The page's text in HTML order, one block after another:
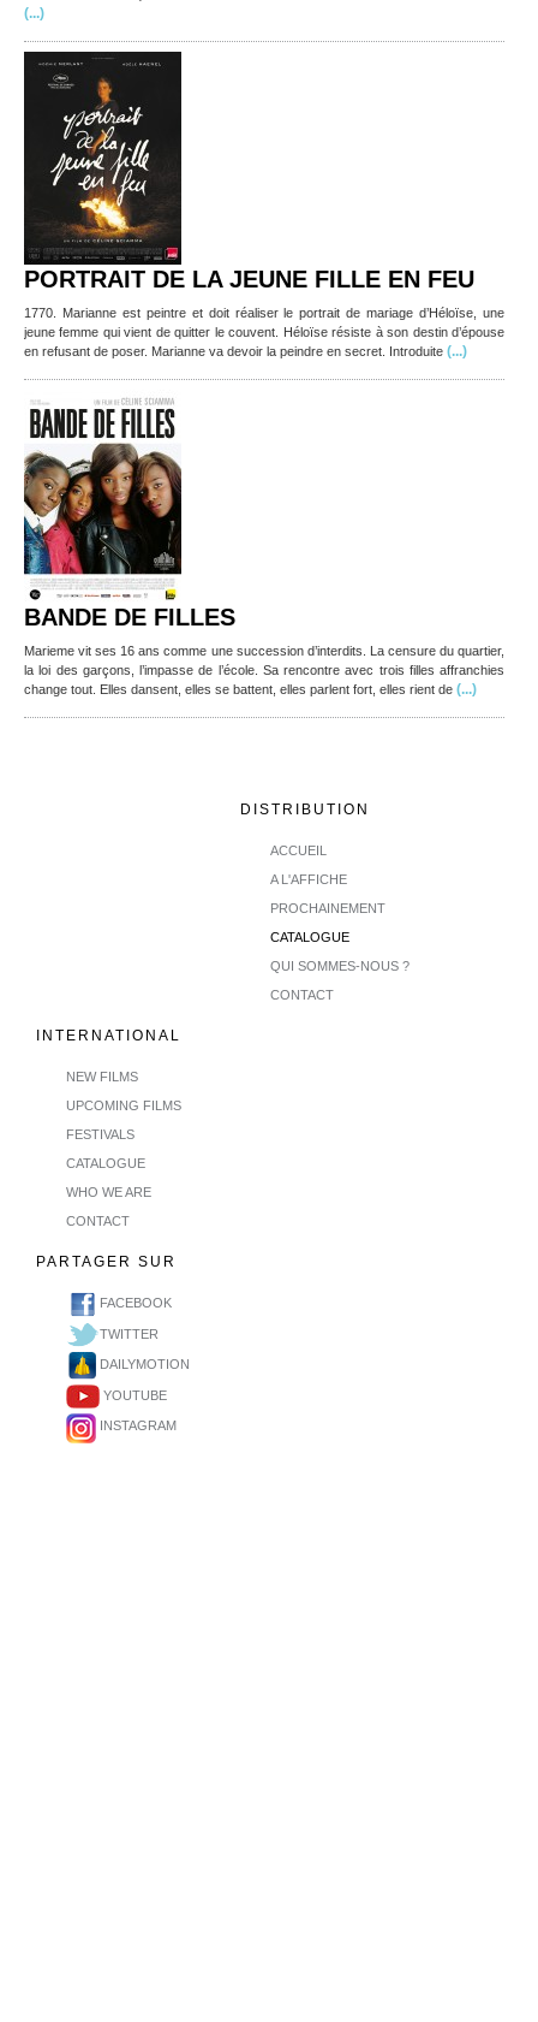
(...)
PORTRAIT DE LA JEUNE FILLE EN FEU
1770. Marianne est peintre et doit réaliser le portrait de mariage d’Héloïse, une
jeune femme qui vient de quitter le couvent. Héloïse résiste à son destin d’épouse
en refusant de poser. Marianne va devoir la peindre en secret. Introduite (...)
BANDE DE FILLES
Marieme vit ses 16 ans comme une succession d’interdits. La censure du quartier,
la loi des garçons, l’impasse de l’école. Sa rencontre avec trois filles affranchies
change tout. Elles dansent, elles se battent, elles parlent fort, elles rient de (...)
DISTRIBUTION
ACCUEIL
A L'AFFICHE
PROCHAINEMENT
CATALOGUE
QUI SOMMES-NOUS ?
CONTACT
INTERNATIONAL
NEW FILMS
UPCOMING FILMS
FESTIVALS
CATALOGUE
WHO WE ARE
CONTACT
PARTAGER SUR
FACEBOOK
TWITTER
DAILYMOTION
YOUTUBE
INSTAGRAM